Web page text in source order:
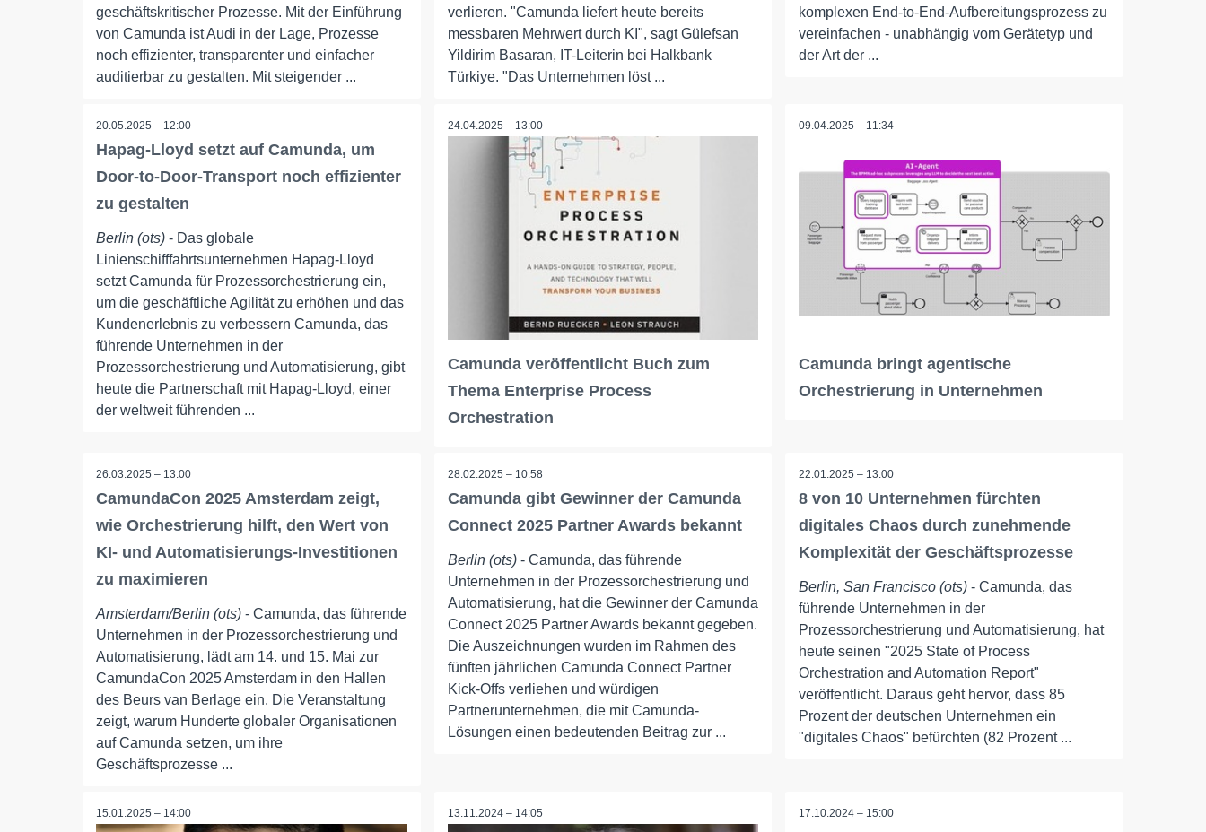
geschäftskritischer Prozesse. Mit der Einführung
von Camunda ist Audi in der Lage, Prozesse
noch effizienter, transparenter und einfacher
auditierbar zu gestalten. Mit steigender ...
verlieren. "Camunda liefert heute bereits
messbaren Mehrwert durch KI", sagt Gülefsan
Yildirim Basaran, IT-Leiterin bei Halkbank
Türkiye. "Das Unternehmen löst ...
komplexen End-to-End-Aufbereitungsprozess zu
vereinfachen - unabhängig vom Gerätetyp und
der Art der ...
20.05.2025 – 12:00
Hapag-Lloyd setzt auf Camunda, um
Door-to-Door-Transport noch effizienter
zu gestalten
Berlin (ots) - Das globale
Linienschifffahrtsunternehmen Hapag-Lloyd
setzt Camunda für Prozessorchestrierung ein,
um die geschäftliche Agilität zu erhöhen und das
Kundenerlebnis zu verbessern Camunda, das
führende Unternehmen in der
Prozessorchestrierung und Automatisierung, gibt
heute die Partnerschaft mit Hapag-Lloyd, einer
der weltweit führenden ...
24.04.2025 – 13:00
Camunda veröffentlicht Buch zum
Thema Enterprise Process
Orchestration
09.04.2025 – 11:34
Camunda bringt agentische
Orchestrierung in Unternehmen
26.03.2025 – 13:00
CamundaCon 2025 Amsterdam zeigt,
wie Orchestrierung hilft, den Wert von
KI- und Automatisierungs-Investitionen
zu maximieren
Amsterdam/Berlin (ots) - Camunda, das führende
Unternehmen in der Prozessorchestrierung und
Automatisierung, lädt am 14. und 15. Mai zur
CamundaCon 2025 Amsterdam in den Hallen
des Beurs van Berlage ein. Die Veranstaltung
zeigt, warum Hunderte globaler Organisationen
auf Camunda setzen, um ihre
Geschäftsprozesse ...
28.02.2025 – 10:58
Camunda gibt Gewinner der Camunda
Connect 2025 Partner Awards bekannt
Berlin (ots)- Camunda, das führende
Unternehmen in der Prozessorchestrierung und
Automatisierung, hat die Gewinner der Camunda
Connect 2025 Partner Awards bekannt gegeben.
Die Auszeichnungen wurden im Rahmen des
fünften jährlichen Camunda Connect Partner
Kick-Offs verliehen und würdigen
Partnerunternehmen, die mit Camunda-
Lösungen einen bedeutenden Beitrag zur ...
22.01.2025 – 13:00
8 von 10 Unternehmen fürchten
digitales Chaos durch zunehmende
Komplexität der Geschäftsprozesse
Berlin, San Francisco (ots) - Camunda, das
führende Unternehmen in der
Prozessorchestrierung und Automatisierung, hat
heute seinen "2025 State of Process
Orchestration and Automation Report"
veröffentlicht. Daraus geht hervor, dass 85
Prozent der deutschen Unternehmen ein
"digitales Chaos" befürchten (82 Prozent ...
15.01.2025 – 14:00 13.11.2024 – 14:05 17.10.2024 – 15:00